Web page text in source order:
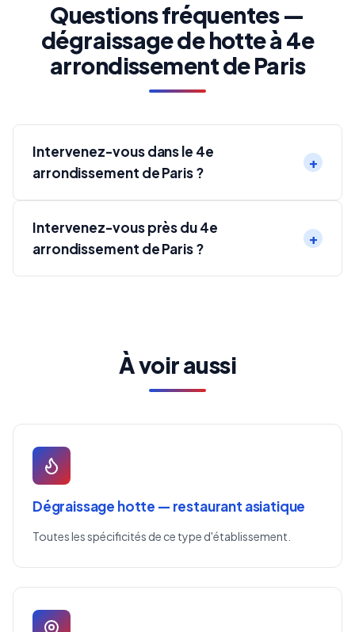
Questions fréquentes —
dégraissage de hotte à 4e
arrondissement de Paris
Intervenez-vous dans le 4e
arrondissement de Paris ?
Intervenez-vous près du 4e
arrondissement de Paris ?
À voir aussi
Dégraissage hotte — restaurant asiatique
Toutes les spécificités de ce type d'établissement.